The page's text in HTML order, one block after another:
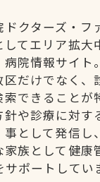
クターズ・フ
てエリア拡大
病院情報サイト。
だけでなく、
索できることが
針や診療に対す
事として発信し、
族として健康
サポートしてい